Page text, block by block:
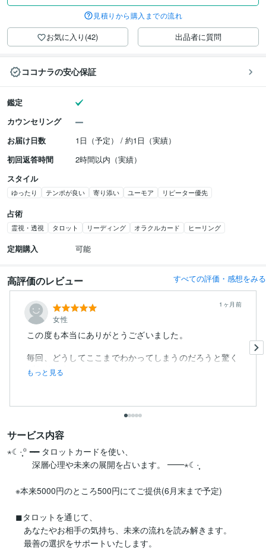
見積りから購入までの流れ
お気に入り(42) 出品者に質問
ココナラの安心保証
鑑定
カウンセリング
お届け日数
1日（予定） / 約1日（実績）
初回返答時間
2時間以内（実績）
スタイル
ゆったり テンポが良い 寄り添い ユーモア リピーター優先
占術
霊視・透視 タロット リーディング オラクルカード ヒーリング
定期購入 可能
高評価のレビュー すべての評価・感想をみる
女性
1ヶ月前
この度も本当にありがとうございました。
毎回、どうしてここまでわかってしまうのだろうと驚く
ばかりです。
もっと見る
サービス内容
⋆☾·̩͙꙳ ━━ タロットカードを使い、
深層心理や未来の展開を占います。 ━━⋆☾·̩͙
※本来5000円のところ500円にてご提供(6月末まで予定)
◼︎タロットを通じて、
あなたやお相手の気持ち、未来の流れを読み解きます。
最善の選択をサポートいたします。